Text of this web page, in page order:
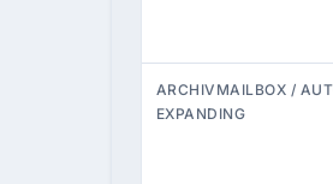
ARCHIVMAILBOX /
EXPANDING